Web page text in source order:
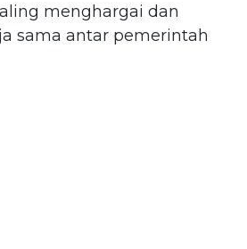
menghargai dan
sama antar pemerintah